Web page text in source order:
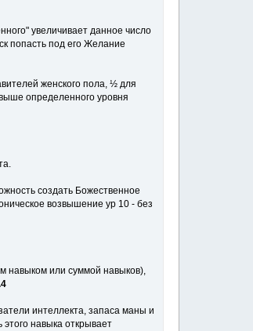
увеличивает данное число
попасть под его Желание
женского пола, ½ для
определенного уровня
создать Божественное
возвышение ур 10 - без
навыком или суммой навыков),
интеллекта, запаса маны и
навыка открывает